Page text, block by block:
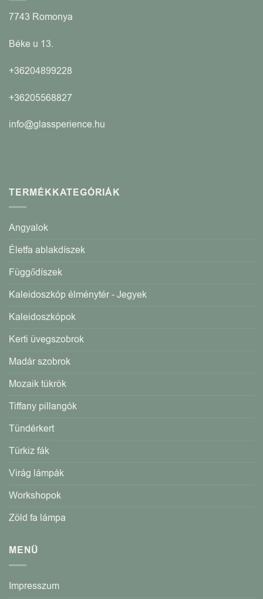
7743 Romonya
Béke u 13.
+36204899228
+36205568827
info@glassperience.hu
TERMÉKKATEGÓRIÁK
Angyalok
Életfa ablakdíszek
Függődíszek
Kaleidoszkóp élménytér - Jegyek
Kaleidoszkópok
Kerti üvegszobrok
Madár szobrok
Mozaik tükrök
Tiffany pillangók
Tündérkert
Türkiz fák
Virág lámpák
Workshopok
Zöld fa lámpa
MENÜ
Impresszum